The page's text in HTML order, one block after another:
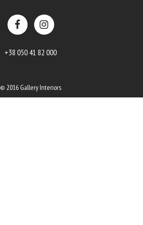
+38 050 41 82 000
© 2016 Gallery Interiors